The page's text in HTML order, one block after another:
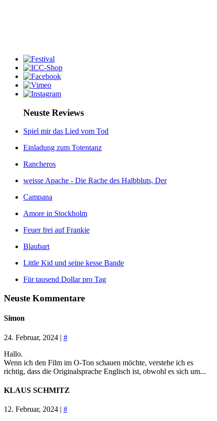
Neuste Reviews
Spiel mir das Lied vom Tod
Einladung zum Totentanz
Rancheros
weisse Apache - Die Rache des Halbbluts, Der
Campana
Amore in Stockholm
Feuer frei auf Frankie
Blaubart
Little Kid und seine kesse Bande
Für tausend Dollar pro Tag
Neuste Kommentare
Simon
24. Februar, 2024 | #
Hallo.
Wenn ich den Film im O-Ton schauen möchte, verstehe ich es
richtig, dass die Originalsprache Englisch ist, obwohl es sich um...
KLAUS SCHMITZ
12. Februar, 2024 | #